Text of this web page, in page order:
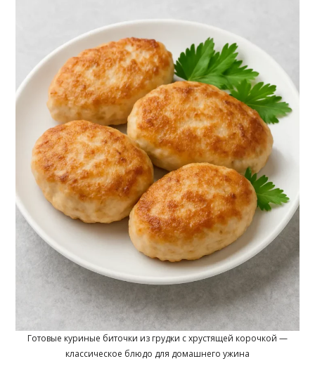
Готовые куриные биточки из грудки с хрустящей корочкой —
классическое блюдо для домашнего ужина